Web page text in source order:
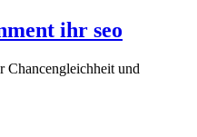
ihr seo
und